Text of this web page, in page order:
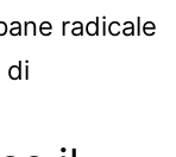
radicale
di